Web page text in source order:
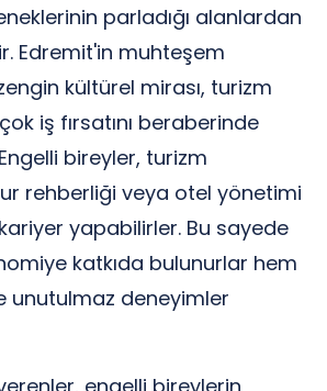
parladığı alanlardan
Edremit'in muhteşem
kültürel mirası, turizm
iş fırsatını beraberinde
bireyler, turizm
tur rehberliği veya otel yönetimi
yapabilirler. Bu sayede
katkıda bulunurlar hem
unutulmaz deneyimler